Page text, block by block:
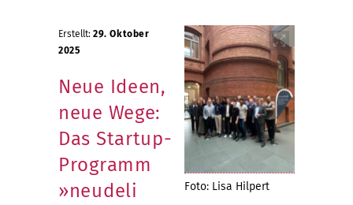
Foto: Lisa Hilpert
Erstellt: 29. Oktober
2025
Neue Ideen,
neue Wege:
Das Startup-
Programm
»neudeli